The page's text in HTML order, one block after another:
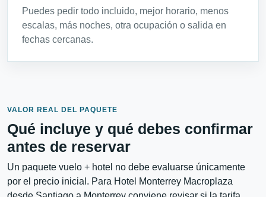
Puedes pedir todo incluido, mejor horario, menos
escalas, más noches, otra ocupación o salida en
fechas cercanas.
VALOR REAL DEL PAQUETE
Qué incluye y qué debes confirmar
antes de reservar
Un paquete vuelo + hotel no debe evaluarse únicamente
por el precio inicial. Para Hotel Monterrey Macroplaza